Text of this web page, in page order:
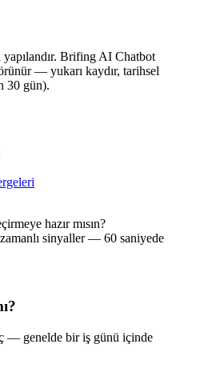
Brifing AI Chatbot
— yukarı kaydır, tarihsel
30 gün).
hazır mısın?
sinyaller — 60 saniyede
— genelde bir iş günü içinde